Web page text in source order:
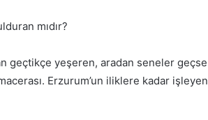
mıdır?
geçtikçe yeşeren, aradan seneler geçse
Erzurum’un iliklere kadar işleyen